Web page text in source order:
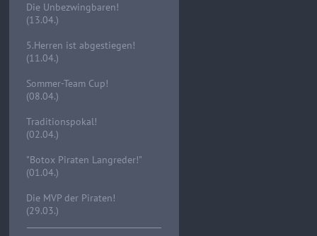
Die Unbezwingbaren!
(13.04.)
5.Herren ist abgestiegen!
(11.04.)
Sommer-Team Cup!
(08.04.)
Traditionspokal!
(02.04.)
"Botox Piraten Langreder!"
(01.04.)
Die MVP der Piraten!
(29.03.)